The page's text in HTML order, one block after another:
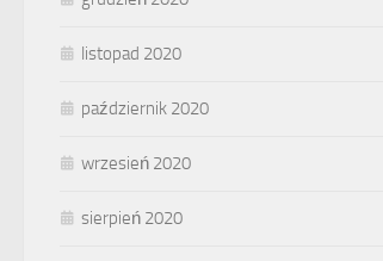
listopad 2020
październik 2020
wrzesień 2020
sierpień 2020